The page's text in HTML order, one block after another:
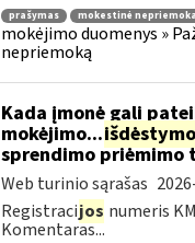
prašymas mokestinė nepriemoka
mokėjimo duomenys »
nepriemoką
Kada įmonė gali
mokėjimo...išdėstymo
sprendimo priėmimo
Web turinio sąrašas
Registracijos numeris
Komentaras...